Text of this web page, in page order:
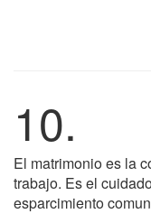
10.
El matrimonio es la
trabajo. Es el
esparcimiento